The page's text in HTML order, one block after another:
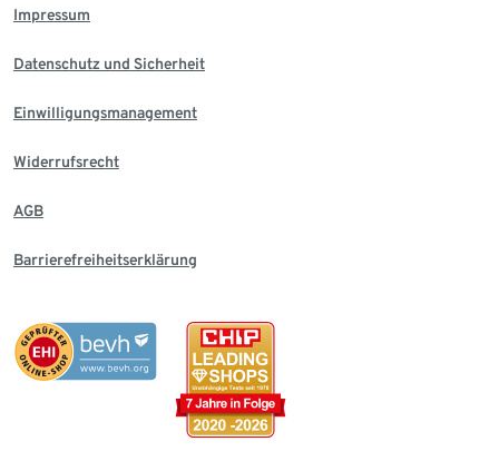
Impressum
Datenschutz und Sicherheit
Einwilligungsmanagement
Widerrufsrecht
AGB
Barrierefreiheitserklärung